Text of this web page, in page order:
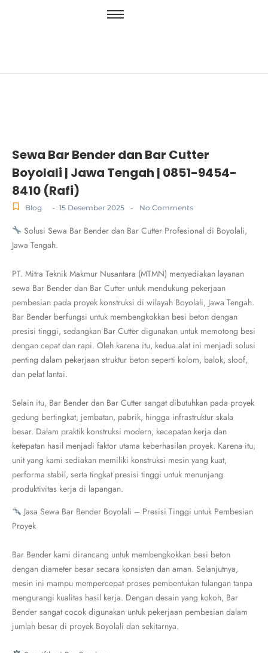
Sewa Bar Bender dan Bar Cutter
Boyolali | Jawa Tengah | 0851-9454-
8410 (Rafi)
Blog - 15 Desember 2025 - No Comments
Solusi Sewa Bar Bender dan Bar Cutter Profesional di Boyolali,
Jawa Tengah.
PT. Mitra Teknik Makmur Nusantara (MTMN) menyediakan layanan
sewa Bar Bender dan Bar Cutter untuk mendukung pekerjaan
pembesian pada proyek konstruksi di wilayah Boyolali, Jawa Tengah.
Bar Bender berfungsi untuk membengkokkan besi beton dengan
presisi tinggi, sedangkan Bar Cutter digunakan untuk memotong besi
dengan cepat dan rapi. Oleh karena itu, kedua alat ini menjadi solusi
penting dalam pekerjaan struktur beton seperti kolom, balok, sloof,
dan pelat lantai.
Selain itu, Bar Bender dan Bar Cutter sangat dibutuhkan pada proyek
gedung bertingkat, jembatan, pabrik, hingga infrastruktur skala
besar. Dalam praktik konstruksi modern, kecepatan kerja dan
ketepatan hasil menjadi faktor utama keberhasilan proyek. Karena itu,
unit yang kami sediakan memiliki konstruksi mesin yang kuat,
performa stabil, serta tingkat presisi tinggi untuk menunjang
produktivitas kerja di lapangan.
Jasa Sewa Bar Bender Boyolali – Presisi Tinggi untuk Pembesian
Proyek
Bar Bender kami dirancang untuk membengkokkan besi beton
dengan diameter besar secara konsisten dan aman. Selanjutnya,
mesin ini mampu mempercepat proses pembentukan tulangan tanpa
mengurangi kualitas hasil kerja. Dengan desain yang kokoh, Bar
Bender sangat cocok digunakan untuk pekerjaan pembesian dalam
jumlah besar di proyek Boyolali dan sekitarnya.